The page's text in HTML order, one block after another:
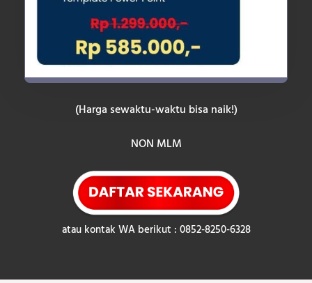
(Harga sewaktu-waktu bisa naik!)
NON MLM
atau kontak WA berikut : 0852-8250-6328